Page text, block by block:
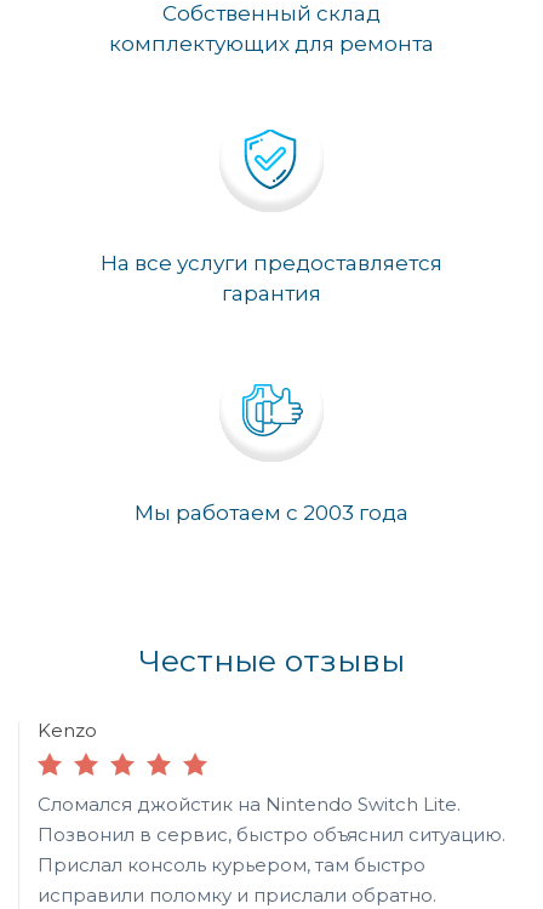
Собственный склад
комплектующих для ремонта
На все услуги предоставляется
гарантия
Мы работаем с 2003 года
Честные отзывы
Kenzo
Сломался джойстик на Nintendo Switch Lite.
Позвонил в сервис, быстро объяснил ситуацию.
Прислал консоль курьером, там быстро
исправили поломку и прислали обратно.